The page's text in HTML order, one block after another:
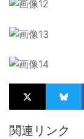
関連リンク